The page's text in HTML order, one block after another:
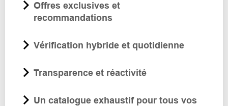
Offres exclusives et
recommandations
Vérification hybride et quotidienne
Transparence et réactivité
Un catalogue exhaustif pour tous vos